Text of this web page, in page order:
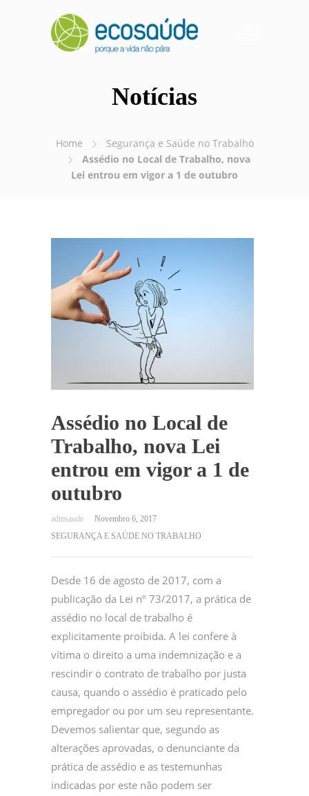
Notícias
Home
Segurança e Saúde no Trabalho
Assédio no Local de Trabalho, nova
Lei entrou em vigor a 1 de outubro
Assédio no Local de
Trabalho, nova Lei
entrou em vigor a 1 de
outubro
Novembro 6, 2017
SEGURANÇA E SAÚDE NO TRABALHO
Desde 16 de agosto de 2017, com a
publicação da Lei nº 73/2017, a prática de
assédio no local de trabalho é
explicitamente proibida. A lei confere à
vítima o direito a uma indemnização e a
rescindir o contrato de trabalho por justa
causa, quando o assédio é praticado pelo
empregador ou por um seu representante.
Devemos salientar que, segundo as
alterações aprovadas, o denunciante da
prática de assédio e as testemunhas
indicadas por este não podem ser